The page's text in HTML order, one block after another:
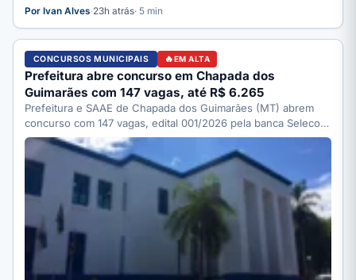
Por Ivan Alves·23h atrás· 5 min
CONCURSOS MUNICIPAIS EM ALTA
Prefeitura abre concurso em Chapada dos
Guimarães com 147 vagas, até R$ 6.265
Prefeitura e SAAE de Chapada dos Guimarães (MT) abrem
concurso com 147 vagas, edital 001/2026 pela banca Selecon.
…